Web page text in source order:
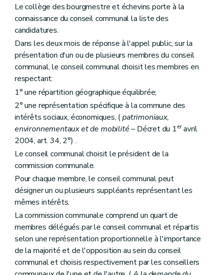
Art. 205
Section 5 Des effets des mesures de protection
Art. 207
Art. 208
Section 6 Des zones de protection
Art. 209
Section 7 Des écussons et des panneaux
Chapitre II Des mesures de prévention et de restauration
Section première
Des dispositions générales
Art. 211
Section 2 De la prévention
Sous-section première De la fiche d'état sanitaire
Art. 212
Sous-section 2
Art. 213
Sous-section 3
Art. 214
Section 3 De la restauration
Art. 215
Art. 216
Section 4 De l'Institut du patrimoine wallon
Sous-section première Création
Art. 217
Sous-section 2 Objet et missions
Art. 218
Art. 219
Art. 220
Le collège des bourgmestre et échevins porte à la
connaissance du conseil communal la liste des
candidatures.
Dans les deux mois de réponse à l'appel public, sur la
présentation d'un ou de plusieurs membres du conseil
communal, le conseil communal choisit les membres en
respectant:
1° une répartition géographique équilibrée;
2° une représentation spécifique à la commune des
intérêts sociaux, économiques, (patrimoniaux,
environnementaux et de mobilité– Décret du 1eravril
2004, art. 34, 2°) .
Le conseil communal choisit le président de la
commission communale.
Pour chaque membre, le conseil communal peut
désigner un ou plusieurs suppléants représentant les
mêmes intérêts.
La commission communale comprend un quart de
membres délégués par le conseil communal et répartis
selon une représentation proportionnelle à l'importance
de la majorité et de l'opposition au sein du conseil
communal et choisis respectivement par les conseillers